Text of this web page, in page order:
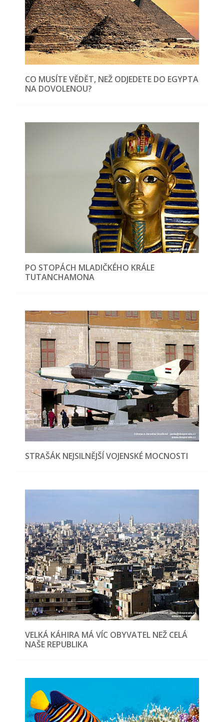
CO MUSÍTE VĚDĚT, NEŽ ODJEDETE DO EGYPTA
NA DOVOLENOU?
PO STOPÁCH MLADIČKÉHO KRÁLE
TUTANCHAMONA
STRAŠÁK NEJSILNĚJŠÍ VOJENSKÉ MOCNOSTI
VELKÁ KÁHIRA MÁ VÍC OBYVATEL NEŽ CELÁ
NAŠE REPUBLIKA